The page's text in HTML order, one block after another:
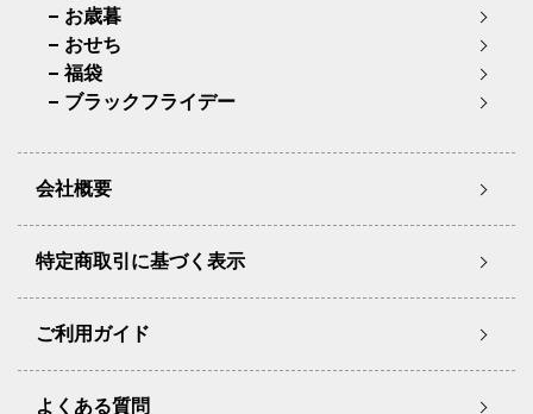
お歳暮
おせち
福袋
ブラックフライデー
会社概要
特定商取引に基づく表示
ご利用ガイド
よくある質問